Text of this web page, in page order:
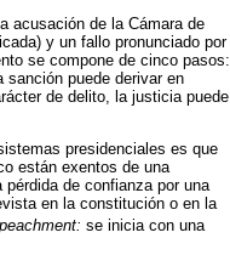
acusación de la Cámara de
y un fallo pronunciado por
se compone de cinco pasos:
sanción puede derivar en
de delito, la justicia puede
presidenciales es que
están exentos de una
de confianza por una
en la constitución o en la
se inicia con una